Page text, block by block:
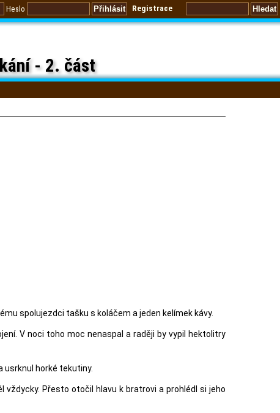
Heslo Registrace
- 2. část
spolujezdci tašku s koláčem a jeden kelímek kávy.
V noci toho moc nenaspal a raději by vypil hektolitry
usrknul horké tekutiny.
vždycky. Přesto otočil hlavu k bratrovi a prohlédl si jeho